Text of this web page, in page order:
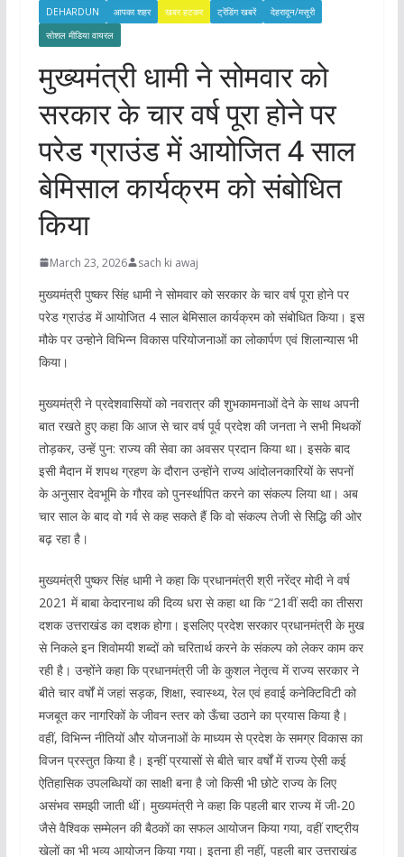
DEHARDUN आपका शहर खबर हटकर ट्रेंडिंग खबरें
देहरादून/मसूरी
सोशल मीडिया वायरल
मुख्यमंत्री धामी ने सोमवार को
सरकार के चार वर्ष पूरा होने पर
परेड ग्राउंड में आयोजित 4 साल
बेमिसाल कार्यक्रम को संबोधित
किया
March 23, 2026 sach ki awaj
मुख्यमंत्री पुष्कर सिंह धामी ने सोमवार को सरकार के चार वर्ष पूरा होने पर
परेड ग्राउंड में आयोजित 4 साल बेमिसाल कार्यक्रम को संबोधित किया। इस
मौके पर उन्होने विभिन्न विकास परियोजनाओं का लोकार्पण एवं शिलान्यास भी
किया।
मुख्यमंत्री ने प्रदेशवासियों को नवरात्र की शुभकामनाओं देने के साथ अपनी
बात रखते हुए कहा कि आज से चार वर्ष पूर्व प्रदेश की जनता ने सभी मिथकों
तोड़कर, उन्हें पुन: राज्य की सेवा का अवसर प्रदान किया था। इसके बाद
इसी मैदान में शपथ ग्रहण के दौरान उन्होंने राज्य आंदोलनकारियों के सपनों
के अनुसार देवभूमि के गौरव को पुनर्स्थापित करने का संकल्प लिया था। अब
चार साल के बाद वो गर्व से कह सकते हैं कि वो संकल्प तेजी से सिद्धि की ओर
बढ़ रहा है।
मुख्यमंत्री पुष्कर सिंह धामी ने कहा कि प्रधानमंत्री श्री नरेंद्र मोदी ने वर्ष
2021 में बाबा केदारनाथ की दिव्य धरा से कहा था कि “21वीं सदी का तीसरा
दशक उत्तराखंड का दशक होगा। इसलिए प्रदेश सरकार प्रधानमंत्री के मुख
से निकले इन शिवोमयी शब्दों को चरितार्थ करने के संकल्प को लेकर काम कर
रही है। उन्होंने कहा कि प्रधानमंत्री जी के कुशल नेतृत्व में राज्य सरकार ने
बीते चार वर्षों में जहां सड़क, शिक्षा, स्वास्थ्य, रेल एवं हवाई कनेक्टिविटी को
मजबूत कर नागरिकों के जीवन स्तर को ऊँचा उठाने का प्रयास किया है।
वहीं, विभिन्न नीतियों और योजनाओं के माध्यम से प्रदेश के समग्र विकास का
विजन प्रस्तुत किया है। इन्हीं प्रयासों से बीते चार वर्षों में राज्य ऐसी कई
ऐतिहासिक उपलब्धियों का साक्षी बना है जो किसी भी छोटे राज्य के लिए
असंभव समझी जाती थीं। मुख्यमंत्री ने कहा कि पहली बार राज्य में जी-20
जैसे वैश्विक सम्मेलन की बैठकों का सफल आयोजन किया गया, वहीं राष्ट्रीय
खेलों का भी भव्य आयोजन किया गया। इतना ही नहीं, पहली बार उत्तराखंड